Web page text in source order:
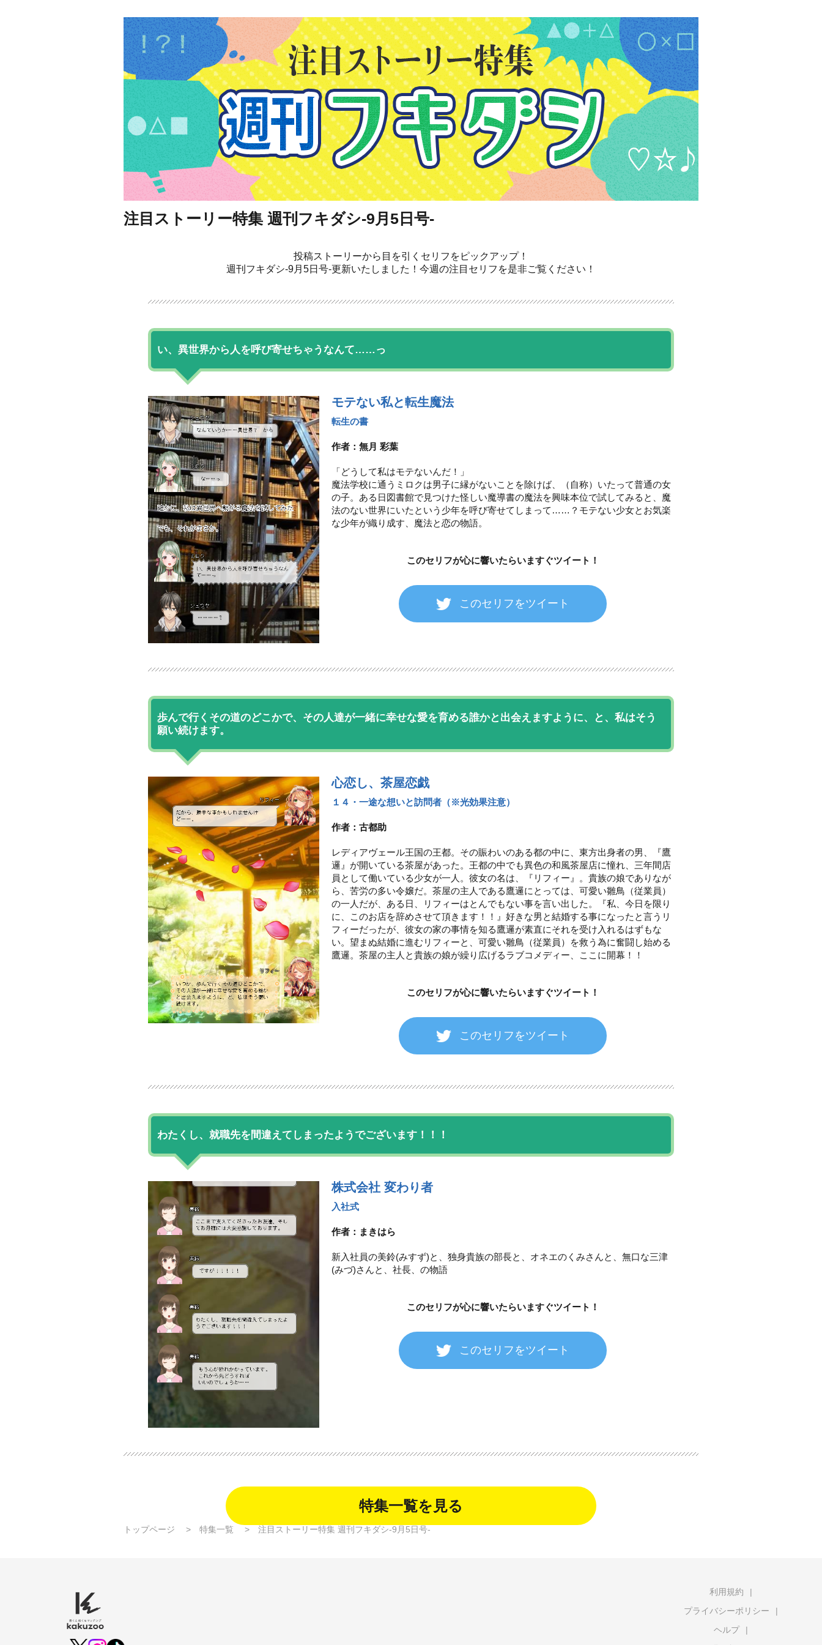
注目ストーリー特集 週刊フキダシ-9月5日号-
投稿ストーリーから目を引くセリフをピックアップ！
週刊フキダシ-9月5日号-更新いたしました！今週の注目セリフを是非ご覧ください！
い、異世界から人を呼び寄せちゃうなんて……っ
モテない私と転生魔法
転生の書
作者：無月 彩葉
「どうして私はモテないんだ！」
魔法学校に通うミロクは男子に縁がないことを除けば、（自称）いたって普通の女
の子。ある日図書館で見つけた怪しい魔導書の魔法を興味本位で試してみると、魔
法のない世界にいたという少年を呼び寄せてしまって……？モテない少女とお気楽
な少年が織り成す、魔法と恋の物語。
このセリフが心に響いたらいますぐツイート！
このセリフをツイート
歩んで行くその道のどこかで、その人達が一緒に幸せな愛を育める誰かと出会えますように、と、私はそう
願い続けます。
心恋し、茶屋恋戯
１４・一途な想いと訪問者（※光効果注意）
作者：古都助
レディアヴェール王国の王都。その賑わいのある都の中に、東方出身者の男、『鷹
邏』が開いている茶屋があった。王都の中でも異色の和風茶屋店に憧れ、三年間店
員として働いている少女が一人。彼女の名は、『リフィー』。貴族の娘でありなが
ら、苦労の多い令嬢だ。茶屋の主人である鷹邏にとっては、可愛い雛鳥（従業員）
の一人だが、ある日、リフィーはとんでもない事を言い出した。『私、今日を限り
に、このお店を辞めさせて頂きます！！』好きな男と結婚する事になったと言うリ
フィーだったが、彼女の家の事情を知る鷹邏が素直にそれを受け入れるはずもな
い。望まぬ結婚に進むリフィーと、可愛い雛鳥（従業員）を救う為に奮闘し始める
鷹邏。茶屋の主人と貴族の娘が繰り広げるラブコメディー、ここに開幕！！
このセリフが心に響いたらいますぐツイート！
このセリフをツイート
わたくし、就職先を間違えてしまったようでございます！！！
株式会社 変わり者
入社式
作者：まきはら
新入社員の美鈴(みすず)と、独身貴族の部長と、オネエのくみさんと、無口な三津
(みづ)さんと、社長、の物語
このセリフが心に響いたらいますぐツイート！
このセリフをツイート
特集一覧を見る
トップページ 特集一覧 注目ストーリー特集 週刊フキダシ-9月5日号-
利用規約
プライバシーポリシー
ヘルプ